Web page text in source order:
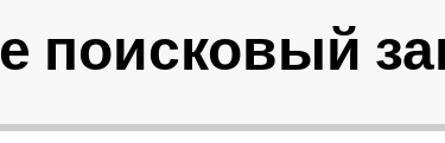
поисковый